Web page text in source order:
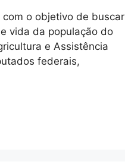
o objetivo de buscar
vida da população do
e Assistência
federais,